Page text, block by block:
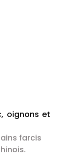
oignons et
farcis